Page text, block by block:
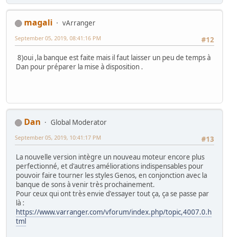
magali
vArranger
#12
September 05, 2019, 08:41:16 PM
8)oui ,la banque est faite mais il faut laisser un peu de temps à
Dan pour préparer la mise à disposition .
Dan
Global Moderator
#13
September 05, 2019, 10:41:17 PM
La nouvelle version intègre un nouveau moteur encore plus
perfectionné, et d'autres améliorations indispensables pour
pouvoir faire tourner les styles Genos, en conjonction avec la
banque de sons à venir très prochainement.
Pour ceux qui ont très envie d'essayer tout ça, ça se passe par
là :
https://www.varranger.com/vforum/index.php/topic,4007.0.h
tml